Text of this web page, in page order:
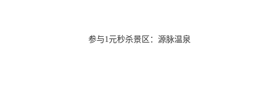
参与1元秒杀景区：源脉温泉